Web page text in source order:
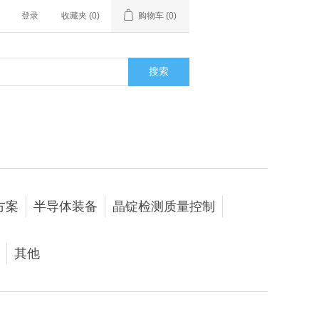
登录 收藏夹 (0) 购物车 (0)
搜索
案 半导体装备 晶锭检测质量控制
其他